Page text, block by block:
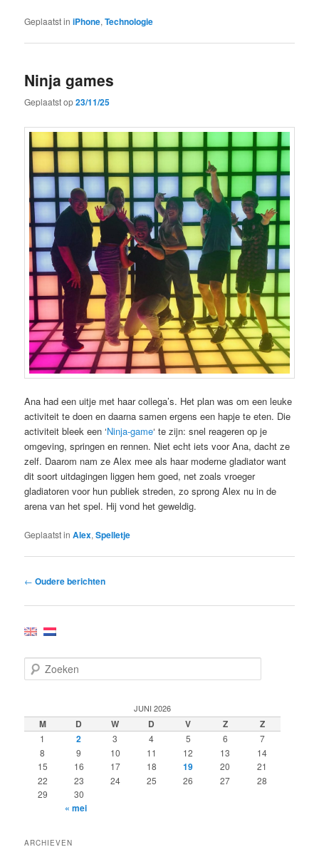
Geplaatst in iPhone,Technologie
Ninja games
Geplaatst op23/11/25
Ana had een uitje met haar collega’s. Het plan was om een leuke
activiteit te doen en daarna samen ergens een hapje te eten. Die
activiteit bleek een ‘Ninja-game‘ te zijn: snel reageren op je
omgeving, springen en rennen. Niet echt iets voor Ana, dacht ze
zelf. Daarom nam ze Alex mee als haar moderne gladiator want
dit soort uitdagingen liggen hem goed, net zoals vroeger
gladiatoren voor hun publiek streden, zo sprong Alex nu in de
arena van het spel. Hij vond het geweldig.
Geplaatst in Alex,Spelletje
Bericht
← Oudere berichten
o
e
n
JUNI 2026
M D W D V Z Z
1 2 3 4 5 6
7
8
9 10 11 12 13
14
15
16 17 18 19 20
21
22
23 24 25 26 27
28
29
30
« mei
ARCHIEVEN